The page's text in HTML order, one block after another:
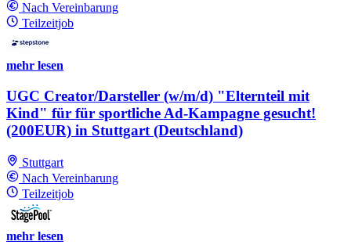
Nach Vereinbarung
Teilzeitjob
mehr lesen
UGC Creator/Darsteller (w/m/d) "Elternteil mit
Kind" für für sportliche Ad-Kampagne gesucht!
(200EUR) in Stuttgart (Deutschland)
Stuttgart
Nach Vereinbarung
Teilzeitjob
mehr lesen